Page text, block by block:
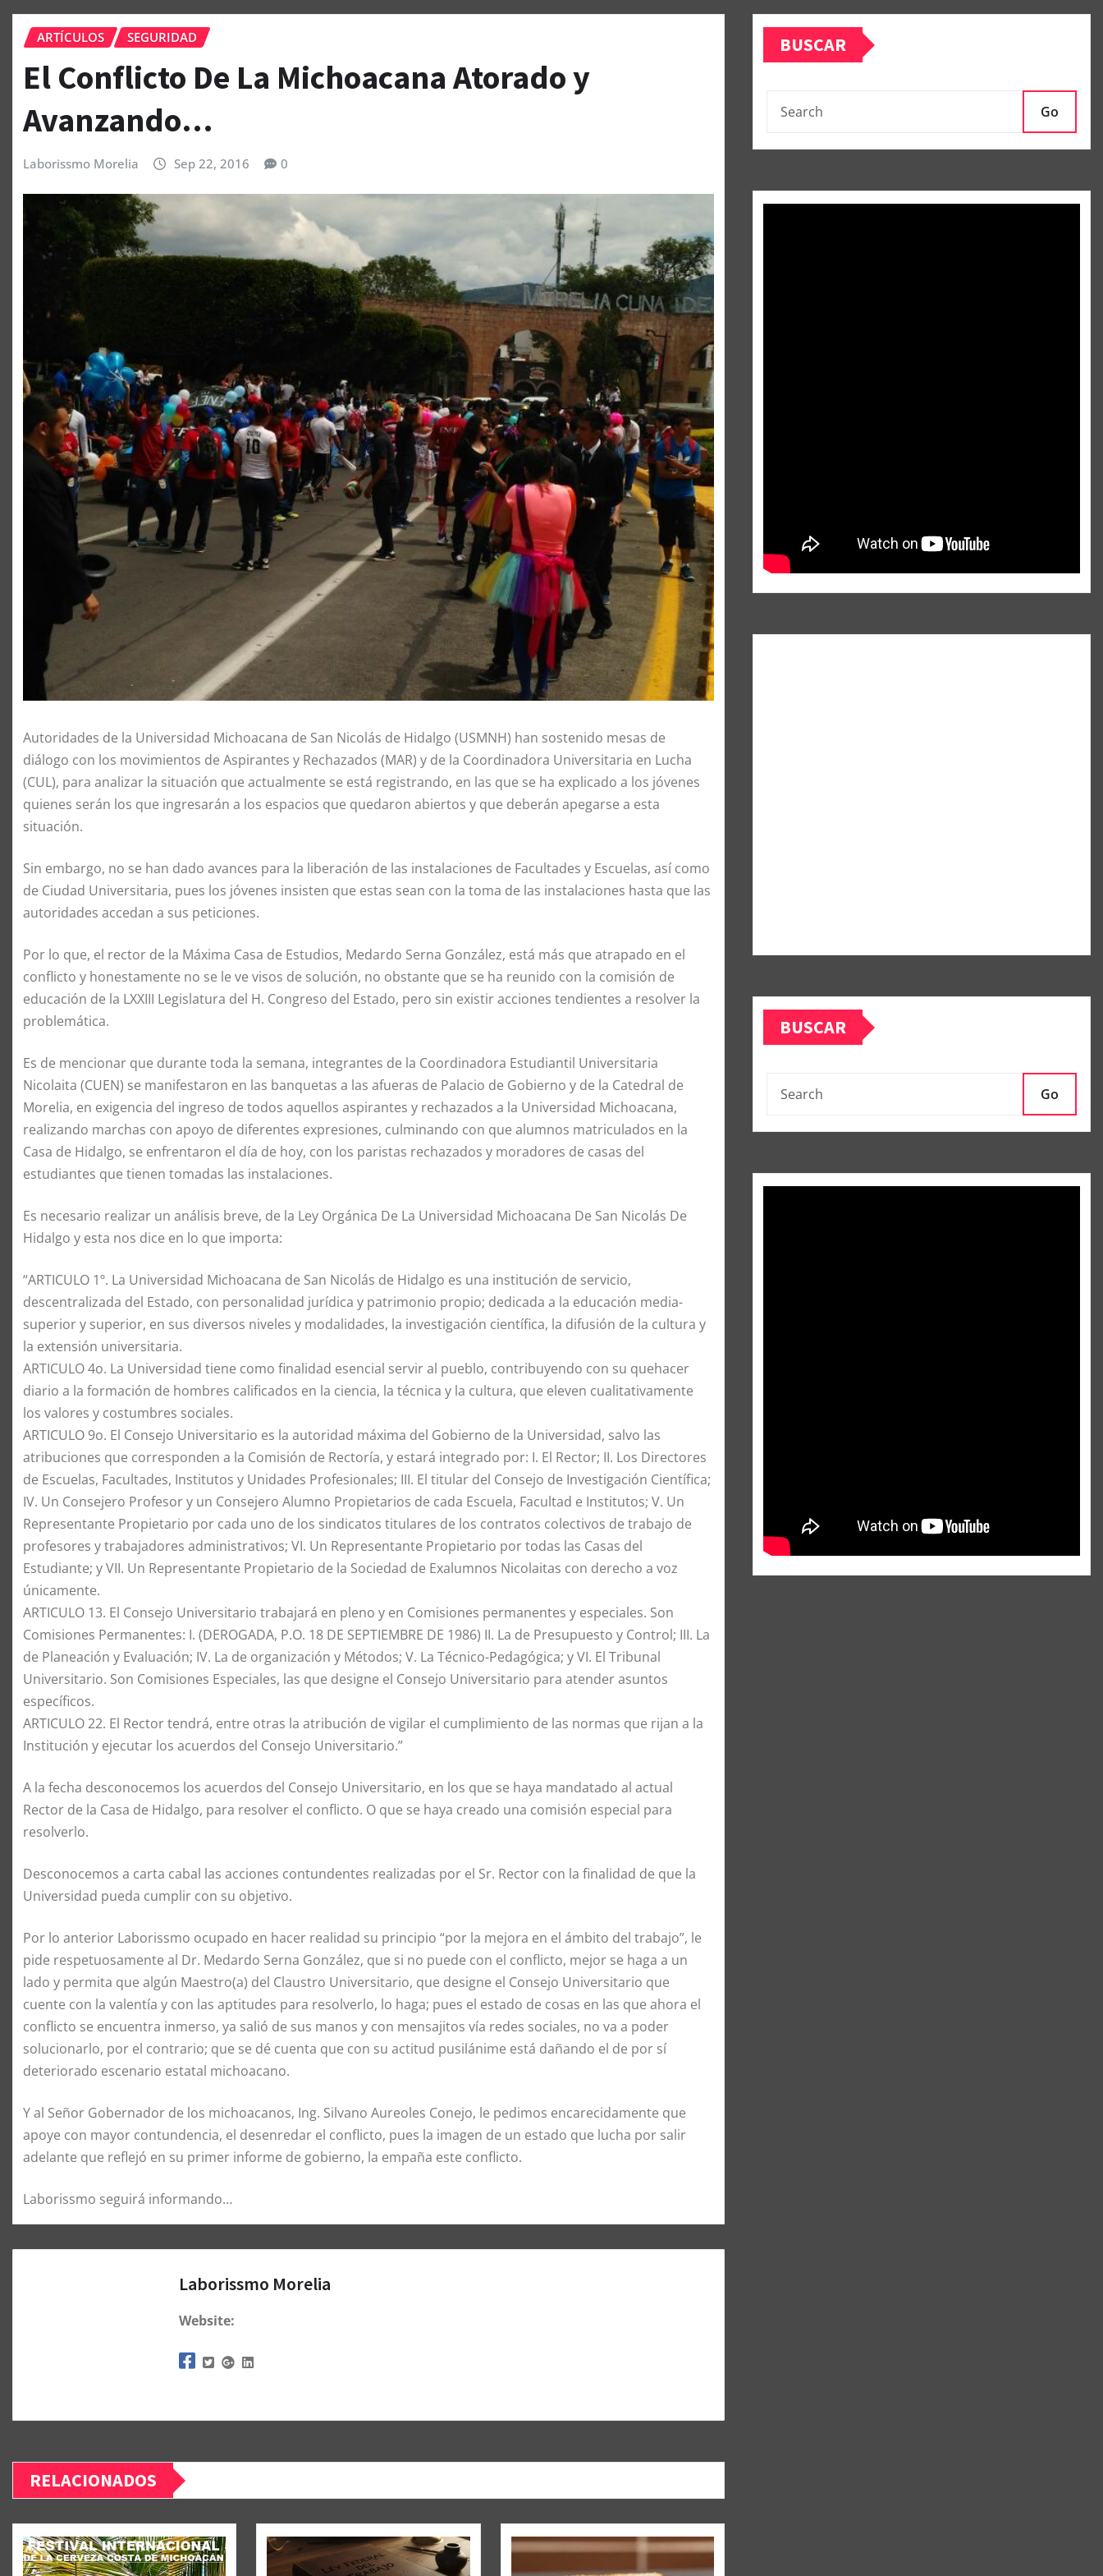
ARTÍCULOS SEGURIDAD
El Conflicto De La Michoacana Atorado y
Avanzando…
Laborissmo Morelia Sep 22, 2016 0
Autoridades de la Universidad Michoacana de San Nicolás de Hidalgo (USMNH) han sostenido mesas de
diálogo con los movimientos de Aspirantes y Rechazados (MAR) y de la Coordinadora Universitaria en Lucha
(CUL), para analizar la situación que actualmente se está registrando, en las que se ha explicado a los jóvenes
quienes serán los que ingresarán a los espacios que quedaron abiertos y que deberán apegarse a esta
situación.
Sin embargo, no se han dado avances para la liberación de las instalaciones de Facultades y Escuelas, así como
de Ciudad Universitaria, pues los jóvenes insisten que estas sean con la toma de las instalaciones hasta que las
autoridades accedan a sus peticiones.
Por lo que, el rector de la Máxima Casa de Estudios, Medardo Serna González, está más que atrapado en el
conflicto y honestamente no se le ve visos de solución, no obstante que se ha reunido con la comisión de
educación de la LXXIII Legislatura del H. Congreso del Estado, pero sin existir acciones tendientes a resolver la
problemática.
Es de mencionar que durante toda la semana, integrantes de la Coordinadora Estudiantil Universitaria
Nicolaita (CUEN) se manifestaron en las banquetas a las afueras de Palacio de Gobierno y de la Catedral de
Morelia, en exigencia del ingreso de todos aquellos aspirantes y rechazados a la Universidad Michoacana,
realizando marchas con apoyo de diferentes expresiones, culminando con que alumnos matriculados en la
Casa de Hidalgo, se enfrentaron el día de hoy, con los paristas rechazados y moradores de casas del
estudiantes que tienen tomadas las instalaciones.
Es necesario realizar un análisis breve, de la Ley Orgánica De La Universidad Michoacana De San Nicolás De
Hidalgo y esta nos dice en lo que importa:
“ARTICULO 1º. La Universidad Michoacana de San Nicolás de Hidalgo es una institución de servicio,
descentralizada del Estado, con personalidad jurídica y patrimonio propio; dedicada a la educación media-
superior y superior, en sus diversos niveles y modalidades, la investigación científica, la difusión de la cultura y
la extensión universitaria.
ARTICULO 4o. La Universidad tiene como finalidad esencial servir al pueblo, contribuyendo con su quehacer
diario a la formación de hombres calificados en la ciencia, la técnica y la cultura, que eleven cualitativamente
los valores y costumbres sociales.
ARTICULO 9o. El Consejo Universitario es la autoridad máxima del Gobierno de la Universidad, salvo las
atribuciones que corresponden a la Comisión de Rectoría, y estará integrado por: I. El Rector; II. Los Directores
de Escuelas, Facultades, Institutos y Unidades Profesionales; III. El titular del Consejo de Investigación Científica;
IV. Un Consejero Profesor y un Consejero Alumno Propietarios de cada Escuela, Facultad e Institutos; V. Un
Representante Propietario por cada uno de los sindicatos titulares de los contratos colectivos de trabajo de
profesores y trabajadores administrativos; VI. Un Representante Propietario por todas las Casas del
Estudiante; y VII. Un Representante Propietario de la Sociedad de Exalumnos Nicolaitas con derecho a voz
únicamente.
ARTICULO 13. El Consejo Universitario trabajará en pleno y en Comisiones permanentes y especiales. Son
Comisiones Permanentes: I. (DEROGADA, P.O. 18 DE SEPTIEMBRE DE 1986) II. La de Presupuesto y Control; III. La
de Planeación y Evaluación; IV. La de organización y Métodos; V. La Técnico-Pedagógica; y VI. El Tribunal
Universitario. Son Comisiones Especiales, las que designe el Consejo Universitario para atender asuntos
específicos.
ARTICULO 22. El Rector tendrá, entre otras la atribución de vigilar el cumplimiento de las normas que rijan a la
Institución y ejecutar los acuerdos del Consejo Universitario.”
A la fecha desconocemos los acuerdos del Consejo Universitario, en los que se haya mandatado al actual
Rector de la Casa de Hidalgo, para resolver el conflicto. O que se haya creado una comisión especial para
resolverlo.
Desconocemos a carta cabal las acciones contundentes realizadas por el Sr. Rector con la finalidad de que la
Universidad pueda cumplir con su objetivo.
Por lo anterior Laborissmo ocupado en hacer realidad su principio “por la mejora en el ámbito del trabajo”, le
pide respetuosamente al Dr. Medardo Serna González, que si no puede con el conflicto, mejor se haga a un
lado y permita que algún Maestro(a) del Claustro Universitario, que designe el Consejo Universitario que
cuente con la valentía y con las aptitudes para resolverlo, lo haga; pues el estado de cosas en las que ahora el
conflicto se encuentra inmerso, ya salió de sus manos y con mensajitos vía redes sociales, no va a poder
solucionarlo, por el contrario; que se dé cuenta que con su actitud pusilánime está dañando el de por sí
deteriorado escenario estatal michoacano.
Y al Señor Gobernador de los michoacanos, Ing. Silvano Aureoles Conejo, le pedimos encarecidamente que
apoye con mayor contundencia, el desenredar el conflicto, pues la imagen de un estado que lucha por salir
adelante que reflejó en su primer informe de gobierno, la empaña este conflicto.
Laborissmo seguirá informando…
Laborissmo Morelia
Website:
RELACIONADOS
BUSCAR
Go
BUSCAR
Go